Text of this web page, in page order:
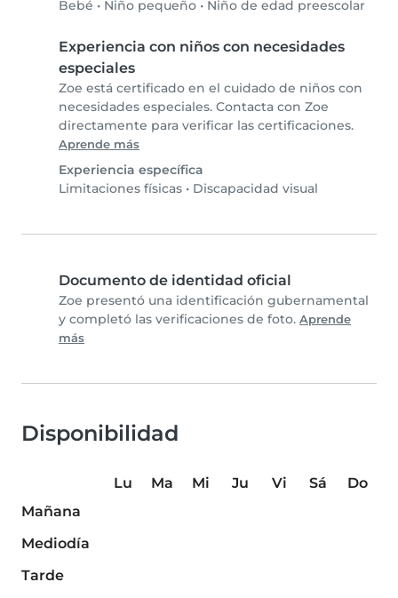
Bebé • Niño pequeño • Niño de edad preescolar
Experiencia con niños con necesidades
especiales
Zoe está certificado en el cuidado de niños con
necesidades especiales. Contacta con Zoe
directamente para verificar las certificaciones.
Aprende más
Experiencia específica
Limitaciones físicas • Discapacidad visual
Documento de identidad oficial
Zoe presentó una identificación gubernamental
y completó las verificaciones de foto. Aprende
más
Disponibilidad
Lu Ma Mi Ju Vi Sá
Do
Mañana
Mediodía
Tarde